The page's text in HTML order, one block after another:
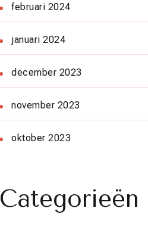
februari 2024
januari 2024
december 2023
november 2023
oktober 2023
Categorieën